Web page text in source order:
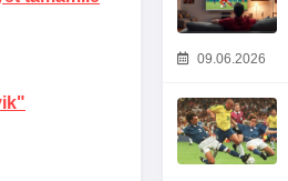
09.06.2026